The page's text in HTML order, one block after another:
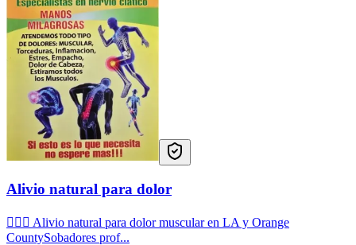
Alivio natural para dolor
💆‍♂️✨ Alivio natural para dolor muscular en LA y Orange
CountySobadores prof...